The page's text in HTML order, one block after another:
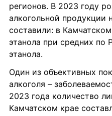
регионов. В 2023 году
алкогольной продукции
составили: в
этанола при средних по
этанола.
Один из объективных
алкоголя –
2023 года количество
Камчатском крае